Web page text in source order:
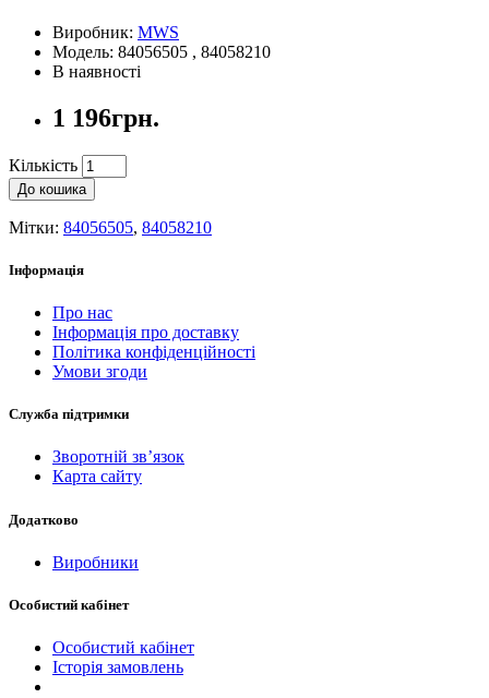
Виробник: MWS
Модель: 84056505 , 84058210
В наявності
1 196грн.
Кількість
До кошика
Мітки: 84056505, 84058210
Інформація
Про нас
Інформація про доставку
Політика конфіденційності
Умови згоди
Служба підтримки
Зворотній зв’язок
Карта сайту
Додатково
Виробники
Особистий кабінет
Особистий кабінет
Історія замовлень